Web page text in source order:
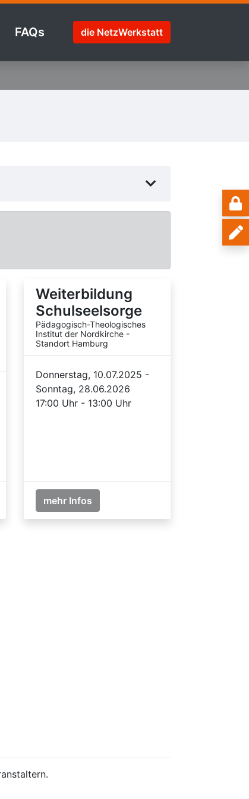
FAQs die NetzWerkstatt
Weiterbildung
Schulseelsorge
Pädagogisch-Theologisches
Institut der Nordkirche -
Standort Hamburg
Donnerstag, 10.07.2025 -
Sonntag, 28.06.2026
17:00 Uhr - 13:00 Uhr
mehr Infos